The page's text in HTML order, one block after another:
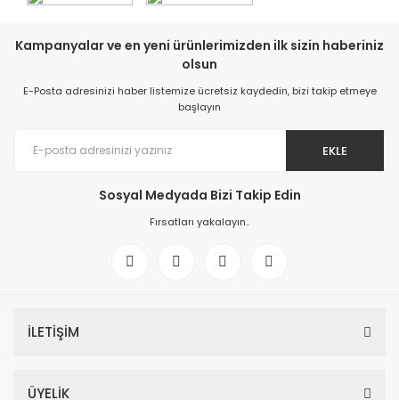
Kampanyalar ve en yeni ürünlerimizden ilk sizin haberiniz
olsun
E-Posta adresinizi haber listemize ücretsiz kaydedin, bizi takip etmeye
başlayın
EKLE
Sosyal Medyada Bizi Takip Edin
Fırsatları yakalayın..
İLETİŞİM
ÜYELİK